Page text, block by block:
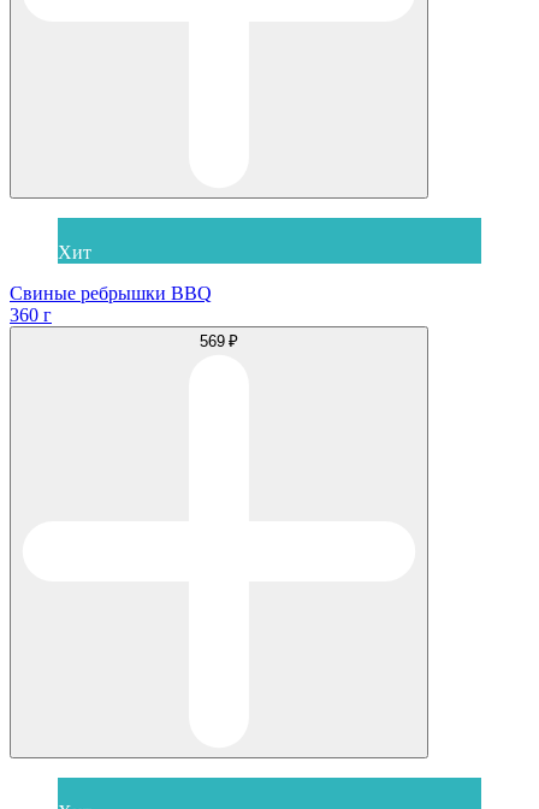
Хит
Свиные ребрышки BBQ
360 г
569 ₽